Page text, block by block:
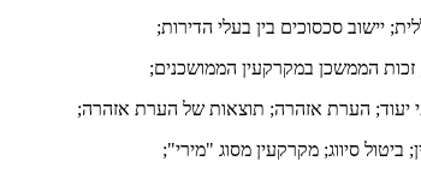
יישוב סכסוכים בין בעלי הדירות;
הממשכן במקרקעין הממושכנים;
יעוד; הערת אזהרה; תוצאות של הערת אזהרה;
סיווג; מקרקעין מסוג "מירי";